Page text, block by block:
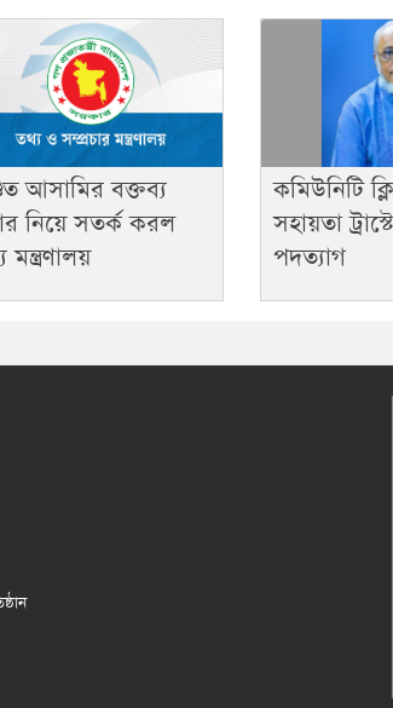
আসামির বক্তব্য
নিয়ে সতর্ক করল
মন্ত্রণালয়
কমিউনিটি
সহায়তা
পদত্যাগ